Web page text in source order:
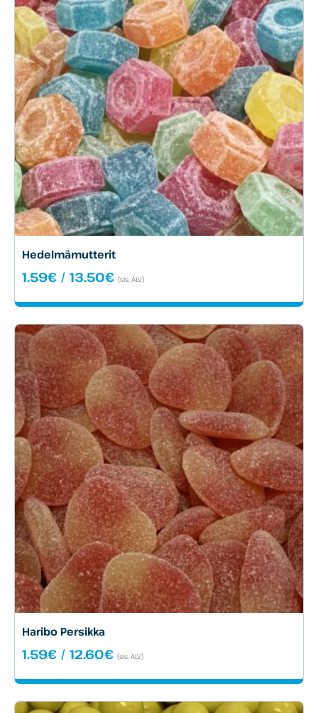
Hedelmämutterit
1.59€ / 13.50€Hintaluokka:
-
(sis. ALV)
Haribo Persikka
1.59€ / 12.60€Hintaluokka:
-
(sis. ALV)